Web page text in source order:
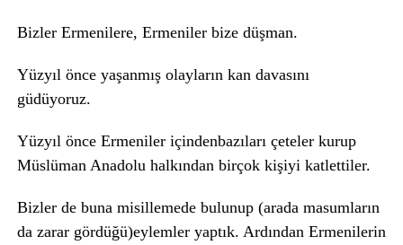
Bizler Ermenilere, Ermeniler bize düşman.
Yüzyıl önce yaşanmış olayların kan davasını
güdüyoruz.
Yüzyıl önce Ermeniler içindenbazıları çeteler kurup
Müslüman Anadolu halkından birçok kişiyi katlettiler.
Bizler de buna misillemede bulunup (arada masumların
da zarar gördüğü)eylemler yaptık. Ardından Ermenilerin